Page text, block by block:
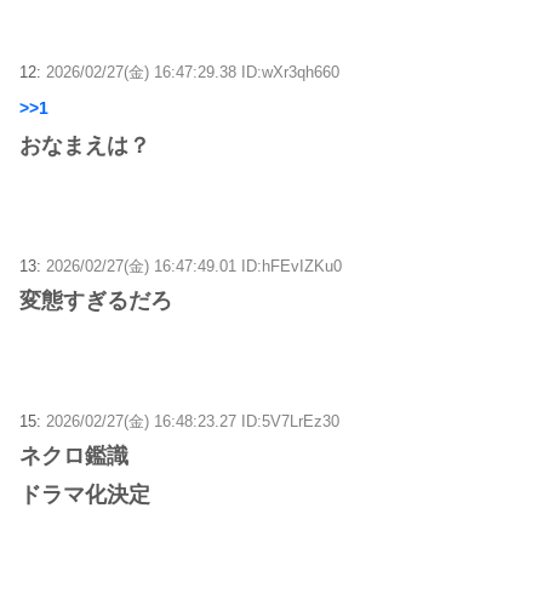
12: 2026/02/27(金) 16:47:29.38 ID:wXr3qh660
>>1
おなまえは？
13: 2026/02/27(金) 16:47:49.01 ID:hFEvIZKu0
変態すぎるだろ
15: 2026/02/27(金) 16:48:23.27 ID:5V7LrEz30
ネクロ鑑識
ドラマ化決定